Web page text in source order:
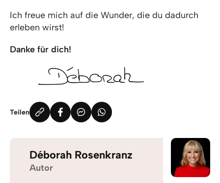
Ich freue mich auf die Wunder, die du dadurch
erleben wirst!
Danke für dich!
Teilen
Déborah Rosenkranz
Autor